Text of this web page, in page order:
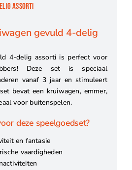
ASSORTI
gevuld 4-delig
4-delig assorti is perfect voor
Deze set is speciaal
vanaf 3 jaar en stimuleert
bevat een kruiwagen, emmer,
voor buitenspelen.
deze speelgoedset?
en fantasie
vaardigheden